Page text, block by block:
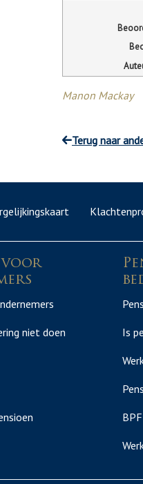
Manon Mackay
Terug naar
voor
niet doen Is